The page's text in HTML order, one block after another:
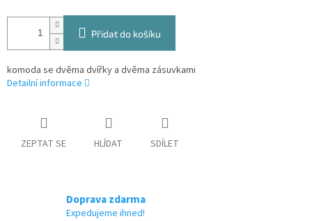
Přidat do košíku
komoda se dvěma dvířky a dvěma zásuvkami
Detailní informace
ZEPTAT SE HLÍDAT SDÍLET
Doprava zdarma
Expedujeme ihned!